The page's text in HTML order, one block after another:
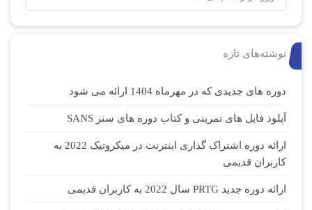
نوشته‌های تازه
دوره های جدیدی که در مهرماه 1404 ارائه می شود
آپلود فایل های تمرینی و کتاب دوره های سنز SANS
ارائه دوره اشتراک گذاری اینترنت در میکروتیک 2022 به
کاربران قدیمی
ارائه دوره جدید PRTG سال 2022 به کاربران قدیمی